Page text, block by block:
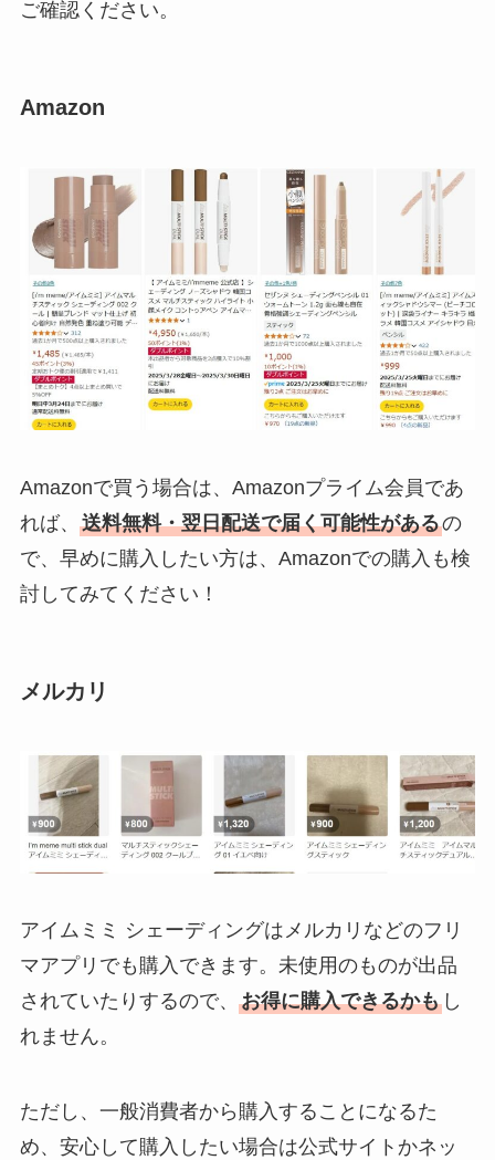
ご確認ください。
Amazon
Amazonで買う場合は、Amazonプライム会員であ
れば、 送料無料・翌日配送で届く可能性があるの
で、早めに購入したい方は、Amazonでの購入も検
討してみてください！
メルカリ
アイムミミ シェーディングはメルカリなどのフリ
マアプリでも購入できます。未使用のものが出品
されていたりするので、 お得に購入できるかもし
れません。
ただし、一般消費者から購入することになるた
め、安心して購入したい場合は公式サイトかネッ